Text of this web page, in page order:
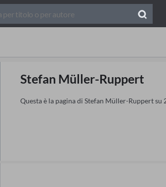
Stefan Müller-Ruppert
Questa è la pagina di Stefan Müller-Ruppert